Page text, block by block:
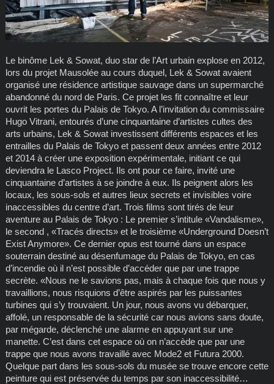
Le binôme Lek & Sowat, duo star de l’Art urbain explose en 2012,
lors du projet Mausolée au cours duquel, Lek & Sowat avaient
organisé une résidence artistique sauvage dans un supermarché
abandonné du nord de Paris. Ce projet les fit connaître et leur
ouvrit les portes du Palais de Tokyo. A l’invitation du commissaire
Hugo Vitrani, entourés d’une cinquantaine d’artistes cultes des
arts urbains, Lek & Sowat investissent différents espaces et les
entrailles du Palais de Tokyo et passent deux années entre 2012
et 2014 à créer une exposition expérimentale, initiant ce qui
deviendra le Lasco Project. Ils ont pour ce faire, invité une
cinquantaine d’artistes à se joindre à eux. Ils peignent alors les
locaux, les sous-sols et autres lieux secrets et invisibles voire
inaccessibles du centre d’art. Trois films sont tirés de leur
aventure au Palais de Tokyo : Le premier s’intitule «Vandalisme»,
le second , «Tracés directs» et le troisième «Underground Doesn’t
Exist Anymore». Ce dernier opus est tourné dans un espace
souterrain destiné au désenfumage du Palais de Tokyo, en cas
d’incendie où il n’est possible d’accéder que par une trappe
secrète. «Nous ne le savions pas, mais à chaque fois que nous y
travaillions, nous risquions d’être aspirés par les puissantes
turbines qui s’y trouvaient. Un jour, nous avons vu débarquer,
affolé, un responsable de la sécurité car nous avions sans doute,
par mégarde, déclenché une alarme en appuyant sur une
manette. C’est dans cet espace où on n’accède que par une
trappe que nous avons travaillé avec Mode2 et Futura 2000.
Quelque part dans les sous-sols du musée se trouve encore cette
peinture qui est préservée du temps par son inaccessibilité…